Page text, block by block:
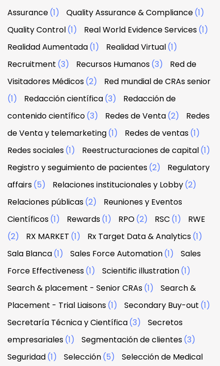
Assurance(1) Quality Assurance & Compliance(1)
Quality Control(1) Real World Evidence Services(1)
Realidad Aumentada(1) Realidad Virtual(1)
Recruitment (3) Recursos Humanos(3)
Red de
Visitadores Médicos(2)
Red mundial de CRAs senior
(1)
Redacción científica(3)
Redacción de
contenido científico(3) Redes de Venta(2)
Redes
de Venta y telemarketing(1) Redes de ventas(1)
Redes sociales(1) Reestructuraciones de capital(1)
Registro y seguimiento de pacientes(2)
Regulatory
affairs(5) Relaciones institucionales y Lobby(2)
Relaciones públicas(2)
Reuniones y Eventos
Científicos(1) Rewards(1) RPO(2) RSC (1)
RWE
(2)
RX MARKET (1) Rx Target Data & Analytics(1)
Sala Blanca(1) Sales Force Automation(1)
Sales
Force Effectiveness(1) Scientific illustration(1)
Search & placement - Senior CRAs(1)
Search &
Placement - Trial Liaisons(1) Secondary Buy-out (1)
Secretaría Técnica y Científica(3)
Secretos
empresariales(1) Segmentación de clientes(3)
Seguridad(1) Selección(5)
Selección de Medical